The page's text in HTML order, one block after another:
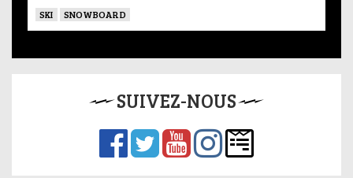
SKI SNOWBOARD
SUIVEZ-NOUS